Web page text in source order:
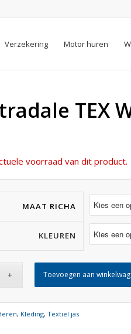
Verzekering Motor huren
TEX
voorraad van dit product.
MAAT RICHA
KLEUREN
Toevoegen aan
, Kleding,Textiel jas